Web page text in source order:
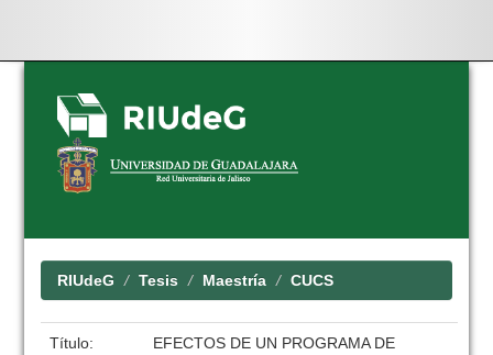
Skip
navigation
RIUdeG Tesis Maestría CUCS
Título:
EFECTOS DE UN PROGRAMA DE